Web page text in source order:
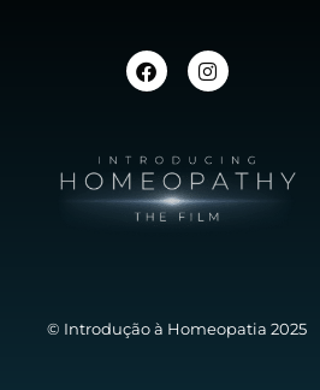
© Introdução à Homeopatia 2025